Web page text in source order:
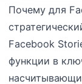
Почему для
Facebook
функции в